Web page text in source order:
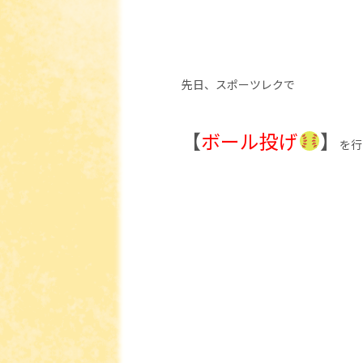
先日、スポーツレクで
【ボール投げ 】 を